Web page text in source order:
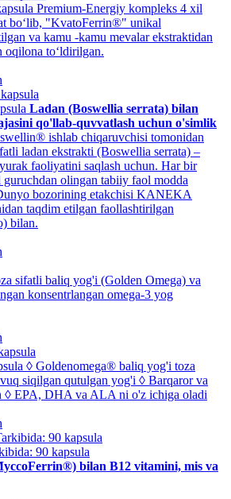
Premium-Energiy kompleks 4 xil
bo‘lib, "KvatoFerrin®" unikal
va kamu -kamu mevalar ekstraktidan
to‘ldirilgan.
Ladan (Boswellia serrata) bilan
qo'llab-quvvatlash uchun o'simlik
ishlab chiqaruvchisi tomonidan
ladan ekstrakti (Boswellia serrata) –
faoliyatini saqlash uchun. Har bir
olingan tabiiy faol modda
bozorining etakchisi KANEKA
taqdim etilgan faollashtirilgan
bilan.
sifatli baliq yog'i (Golden Omega) va
konsentrlangan omega-3 yog
◊ Goldenomega® baliq yog'i toza
siqilgan qutulgan yog'i ◊ Barqaror va
◊ EPA, DHA va ALA ni o'z ichiga oladi
90 kapsula
bilan B12 vitamini, mis va